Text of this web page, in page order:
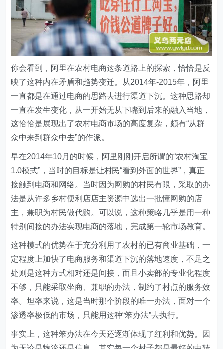
你会看到，阿里在农村电商这条道路上的探索，恰恰是反
映了这种内在矛盾和趋势变迁。从2014年-2015年，阿里
一直都是在通过电商的思路去进行渠道下沉。这种思路却
一直在发生变化，从一开始无从下嘴到后来的融入当地，
这恰恰是展现出了农村电商市场的高度复杂，颇有“从群
众中来到群众中去”的作派。
早在2014年10月的时候，阿里刚刚开启所谓的“农村淘宝
1.0模式”，当时的目标是让村民“看到外面的世界”，真正
接触到电商和网络。当时因为网购的村民有限，采取的办
法是从许多乡村便利店店主资源中选出一批懂网购的店
主，兼职为村民做代购。可以说，这种策略几乎是用一种
特别间接的办法实现电商的落地，完成第一轮市场教育。
这种模式的优势在于充分利用了农村的已有商业基础，一
定程度上加快了电商服务和渠道下沉的落地速度，不足之
处则是这种方式相对还是间接，而且小卖部的专业化程度
不够，只能采取坐商、兼职的办法，制约了村点的服务效
率。坦率来说，这是当时那个阶段的唯一办法，面对一个
渗透率极低的市场，只能用这种“笨办法”去执行。
事实上，这种笨办法在今天还逐渐体现了红利和优势。因